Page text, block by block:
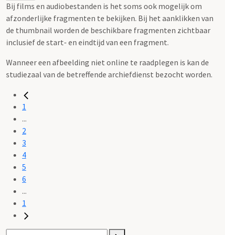
Bij films en audiobestanden is het soms ook mogelijk om
afzonderlijke fragmenten te bekijken. Bij het aanklikken van
de thumbnail worden de beschikbare fragmenten zichtbaar
inclusief de start- en eindtijd van een fragment.
Wanneer een afbeelding niet online te raadplegen is kan de
studiezaal van de betreffende archiefdienst bezocht worden.
1
...
2
3
4
5
6
...
1